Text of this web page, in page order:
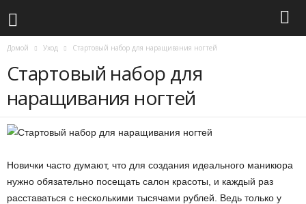
Домой Уход Стартовый набор для наращивания ногтей
Стартовый набор для
наращивания ногтей
Новички часто думают, что для создания идеального маникюра
нужно обязательно посещать салон красоты, и каждый раз
расставаться с несколькими тысячами рублей. Ведь только у